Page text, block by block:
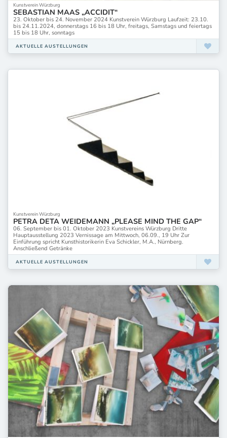
Kunstverein Würzburg
SEBASTIAN MAAS „ACCIDIT“
23. Oktober bis 24. November 2024 Kunstverein Würzburg Laufzeit: 23.10.
bis 24.11.2024, donnerstags 16 bis 18 Uhr, freitags, Samstags und feiertags
15 bis 18 Uhr, sonntags
AKTUELLE AUSTELLUNGEN
Kunstverein Würzburg
PETRA DETA WEIDEMANN „PLEASE MIND THE GAP“
06. September bis 01. Oktober 2023 Kunstvereins Würzburg Dritte
Hauptausstellung 2023 Vernissage am Mittwoch, 06.09., 19 Uhr Zur
Einführung spricht Kunsthistorikerin Eva Schickler, M.A., Nürnberg.
Anschließend Getränke
AKTUELLE AUSTELLUNGEN